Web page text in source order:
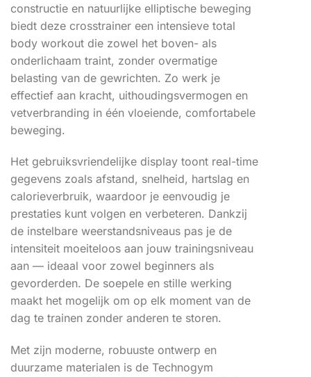
constructie en natuurlijke elliptische beweging
biedt deze crosstrainer een intensieve total
body workout die zowel het boven- als
onderlichaam traint, zonder overmatige
belasting van de gewrichten. Zo werk je
effectief aan kracht, uithoudingsvermogen en
vetverbranding in één vloeiende, comfortabele
beweging.
Het gebruiksvriendelijke display toont real-time
gegevens zoals afstand, snelheid, hartslag en
calorieverbruik, waardoor je eenvoudig je
prestaties kunt volgen en verbeteren. Dankzij
de instelbare weerstandsniveaus pas je de
intensiteit moeiteloos aan jouw trainingsniveau
aan — ideaal voor zowel beginners als
gevorderden. De soepele en stille werking
maakt het mogelijk om op elk moment van de
dag te trainen zonder anderen te storen.
Met zijn moderne, robuuste ontwerp en
duurzame materialen is de Technogym